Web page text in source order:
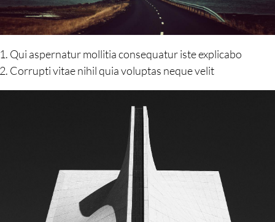
Qui aspernatur mollitia consequatur iste explicabo
Corrupti vitae nihil quia voluptas neque velit